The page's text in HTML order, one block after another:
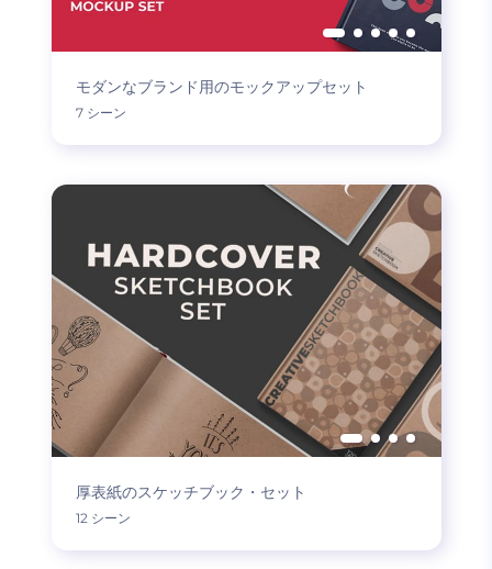
モダンなブランド用のモックアップセット
7 シーン
厚表紙のスケッチブック・セット
12 シーン